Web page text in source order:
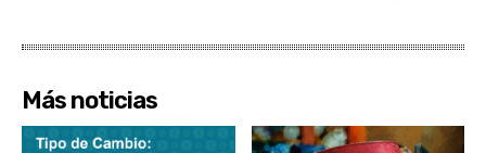
Más noticias